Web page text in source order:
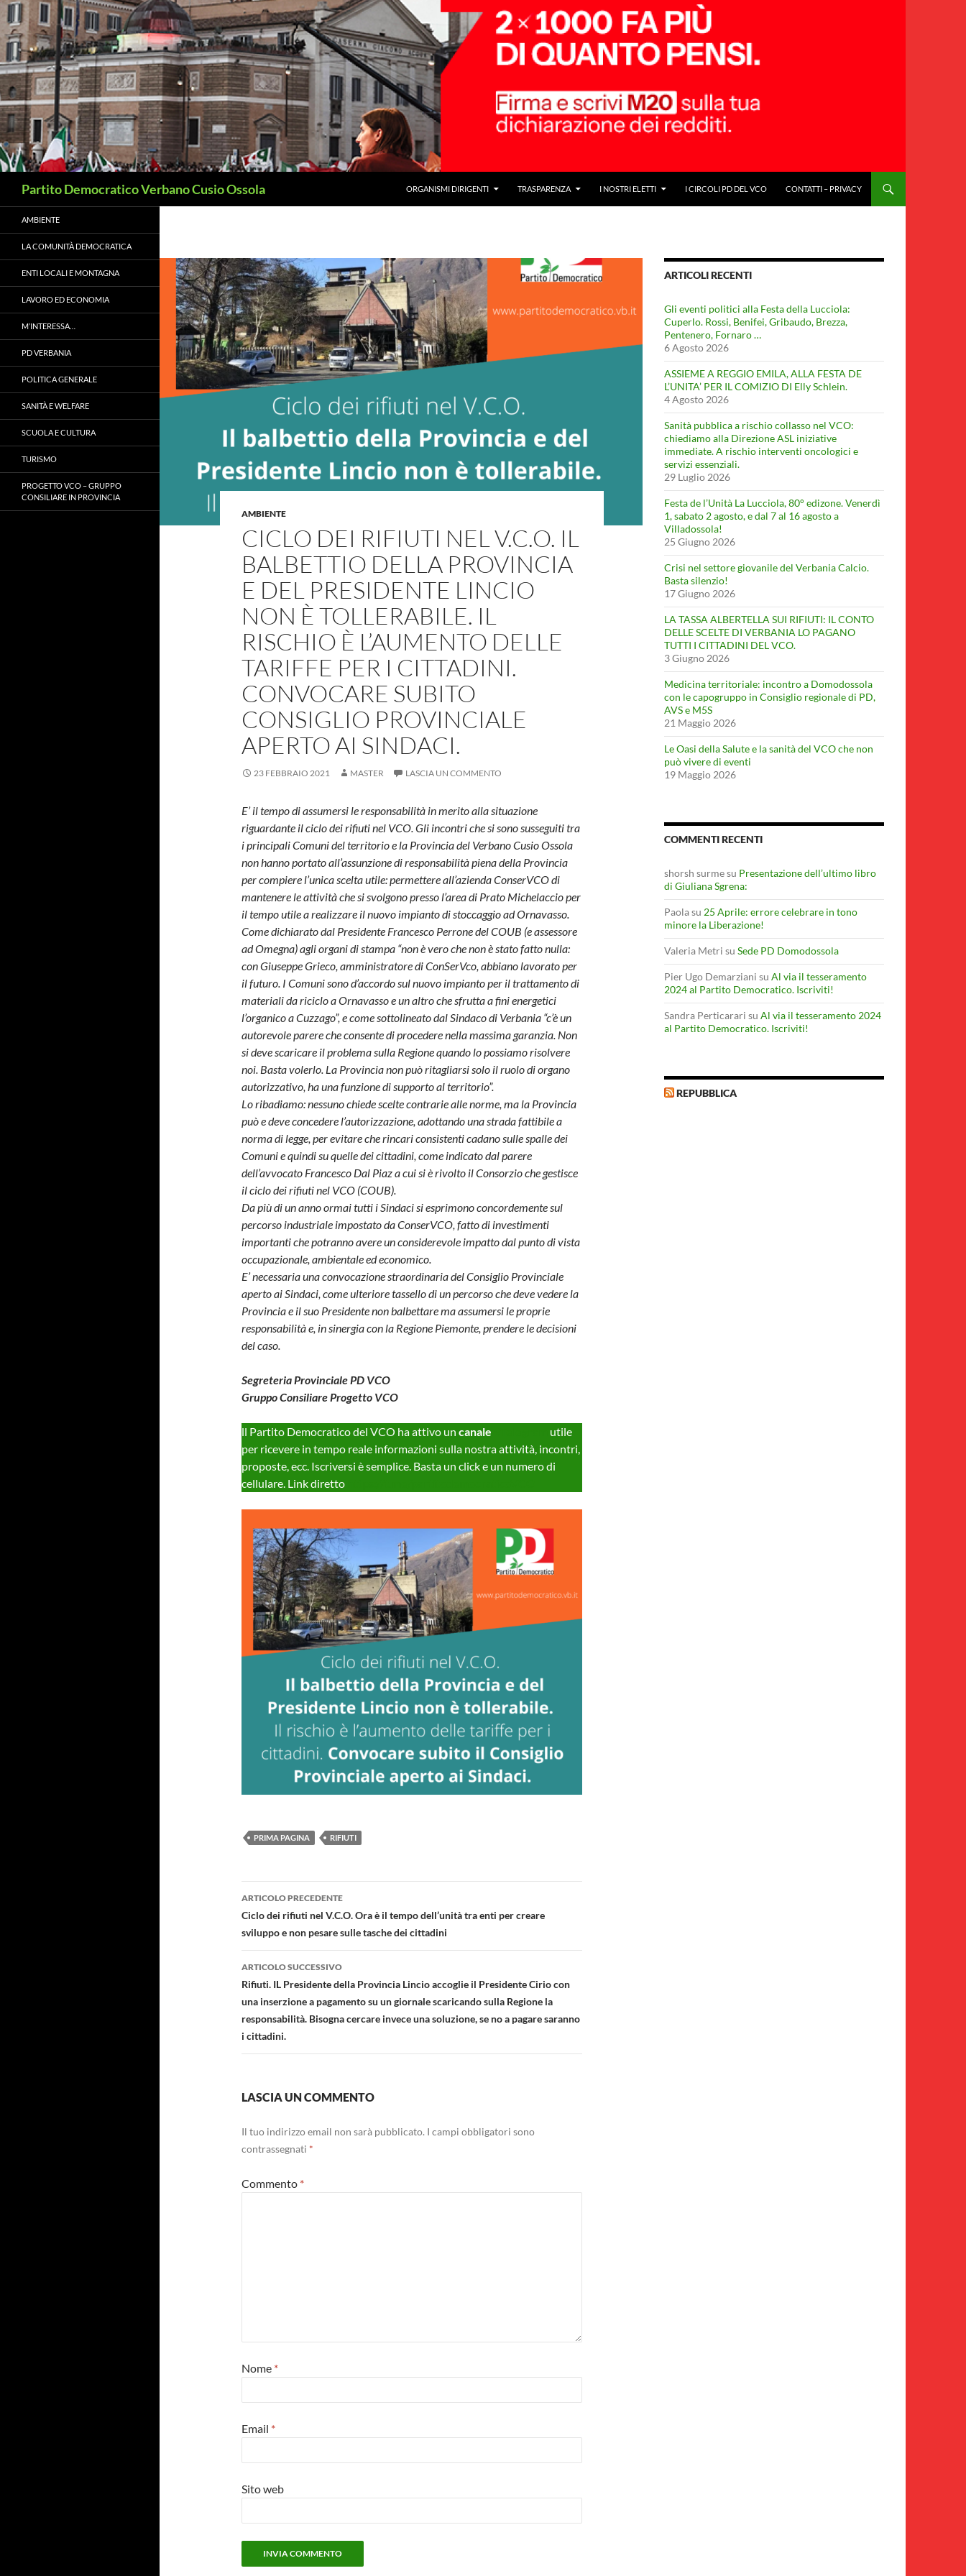
Vai
al
contenuto
Partito Democratico Verbano Cusio Ossola ORGANISMI DIRIGENTI TRASPARENZA I NOSTRI ELETTI I CIRCOLI PD DEL VCO CONTATTI – PRIVACY
AMBIENTE
CICLO DEI RIFIUTI NEL V.C.O. IL
BALBETTIO DELLA PROVINCIA
E DEL PRESIDENTE LINCIO
NON È TOLLERABILE. IL
RISCHIO È L’AUMENTO DELLE
TARIFFE PER I CITTADINI.
CONVOCARE SUBITO
CONSIGLIO PROVINCIALE
APERTO AI SINDACI.
23 FEBBRAIO 2021 MASTER LASCIA UN COMMENTO
E’ il tempo di assumersi le responsabilità in merito alla situazione
riguardante il ciclo dei rifiuti nel VCO. Gli incontri che si sono susseguiti tra
i principali Comuni del territorio e la Provincia del Verbano Cusio Ossola
non hanno portato all’assunzione di responsabilità piena della Provincia
per compiere l’unica scelta utile: permettere all’azienda ConserVCO di
mantenere le attività che si svolgono presso l’area di Prato Michelaccio per
il tempo utile a realizzare il nuovo impianto di stoccaggio ad Ornavasso.
Come dichiarato dal Presidente Francesco Perrone del COUB (e assessore
ad Omegna) agli organi di stampa “non è vero che non è stato fatto nulla:
con Giuseppe Grieco, amministratore di ConSerVco, abbiano lavorato per
il futuro. I Comuni sono d’accordo sul nuovo impianto per il trattamento di
materiali da riciclo a Ornavasso e un altro che sfrutta a fini energetici
l’organico a Cuzzago”, e come sottolineato dal Sindaco di Verbania “c’è un
autorevole parere che consente di procedere nella massima garanzia. Non
si deve scaricare il problema sulla Regione quando lo possiamo risolvere
noi. Basta volerlo. La Provincia non può ritagliarsi solo il ruolo di organo
autorizzativo, ha una funzione di supporto al territorio”.
Lo ribadiamo: nessuno chiede scelte contrarie alle norme, ma la Provincia
può e deve concedere l’autorizzazione, adottando una strada fattibile a
norma di legge, per evitare che rincari consistenti cadano sulle spalle dei
Comuni e quindi su quelle dei cittadini, come indicato dal parere
dell’avvocato Francesco Dal Piaz a cui si è rivolto il Consorzio che gestisce
il ciclo dei rifiuti nel VCO (COUB).
Da più di un anno ormai tutti i Sindaci si esprimono concordemente sul
percorso industriale impostato da ConserVCO, fatto di investimenti
importanti che potranno avere un considerevole impatto dal punto di vista
occupazionale, ambientale ed economico.
E’ necessaria una convocazione straordinaria del Consiglio Provinciale
aperto ai Sindaci, come ulteriore tassello di un percorso che deve vedere la
Provincia e il suo Presidente non balbettare ma assumersi le proprie
responsabilità e, in sinergia con la Regione Piemonte, prendere le decisioni
del caso.
Segreteria Provinciale PD VCO
Gruppo Consiliare Progetto VCO
ll Partito Democratico del VCO ha attivo un canale
utile
per ricevere in tempo reale informazioni sulla nostra attività, incontri,
proposte, ecc. Iscriversi è semplice. Basta un click e un numero di
cellulare. Link diretto
PRIMA PAGINA RIFIUTI
Navigazione
articolo
ARTICOLO PRECEDENTE
Ciclo dei rifiuti nel V.C.O. Ora è il tempo dell’unità tra enti per creare
sviluppo e non pesare sulle tasche dei cittadini
ARTICOLO SUCCESSIVO
Rifiuti. IL Presidente della Provincia Lincio accoglie il Presidente Cirio con
una inserzione a pagamento su un giornale scaricando sulla Regione la
responsabilità. Bisogna cercare invece una soluzione, se no a pagare saranno
i cittadini.
LASCIA UN COMMENTO
Il tuo indirizzo email non sarà pubblicato. I campi obbligatori sono
contrassegnati *
Commento *
Nome *
Email *
Sito web
ARTICOLI RECENTI
Gli eventi politici alla Festa della Lucciola:
Cuperlo. Rossi, Benifei, Gribaudo, Brezza,
Pentenero, Fornaro …
6 Agosto 2026
ASSIEME A REGGIO EMILA, ALLA FESTA DE
L’UNITA’ PER IL COMIZIO DI Elly Schlein.
4 Agosto 2026
Sanità pubblica a rischio collasso nel VCO:
chiediamo alla Direzione ASL iniziative
immediate. A rischio interventi oncologici e
servizi essenziali.
29 Luglio 2026
Festa de l’Unità La Lucciola, 80° edizone. Venerdì
1, sabato 2 agosto, e dal 7 al 16 agosto a
Villadossola!
25 Giugno 2026
Crisi nel settore giovanile del Verbania Calcio.
Basta silenzio!
17 Giugno 2026
LA TASSA ALBERTELLA SUI RIFIUTI: IL CONTO
DELLE SCELTE DI VERBANIA LO PAGANO
TUTTI I CITTADINI DEL VCO.
3 Giugno 2026
Medicina territoriale: incontro a Domodossola
con le capogruppo in Consiglio regionale di PD,
AVS e M5S
21 Maggio 2026
Le Oasi della Salute e la sanità del VCO che non
può vivere di eventi
19 Maggio 2026
COMMENTI RECENTI
shorsh surmesu Presentazione dell’ultimo libro
di Giuliana Sgrena:
Paolasu 25 Aprile: errore celebrare in tono
minore la Liberazione!
Valeria Metri su Sede PD Domodossola
Pier Ugo Demarziani su Al via il tesseramento
2024 al Partito Democratico. Iscriviti!
Sandra Perticarari su Al via il tesseramento 2024
al Partito Democratico. Iscriviti!
REPUBBLICA
AMBIENTE
LA COMUNITÀ DEMOCRATICA
ENTI LOCALI E MONTAGNA
LAVORO ED ECONOMIA
M’INTERESSA…
PD VERBANIA
POLITICA GENERALE
SANITÀ E WELFARE
SCUOLA E CULTURA
TURISMO
PROGETTO VCO – GRUPPO
CONSILIARE IN PROVINCIA